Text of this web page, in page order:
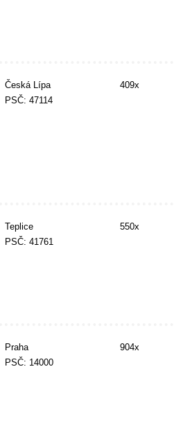
Česká Lípa
PSČ: 47114
409x
Teplice
PSČ: 41761
550x
Praha
PSČ: 14000
904x